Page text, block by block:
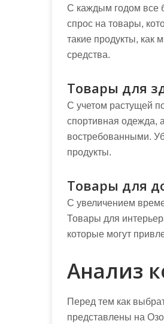
С каждым годом все
спрос на товары,
такие продукты, как
средства.
Товары для
С учетом растущей
спортивная одежда,
востребованными.
продукты.
Товары для
С увеличением
Товары для
которые могут
Анализ
Перед тем как
представлены на